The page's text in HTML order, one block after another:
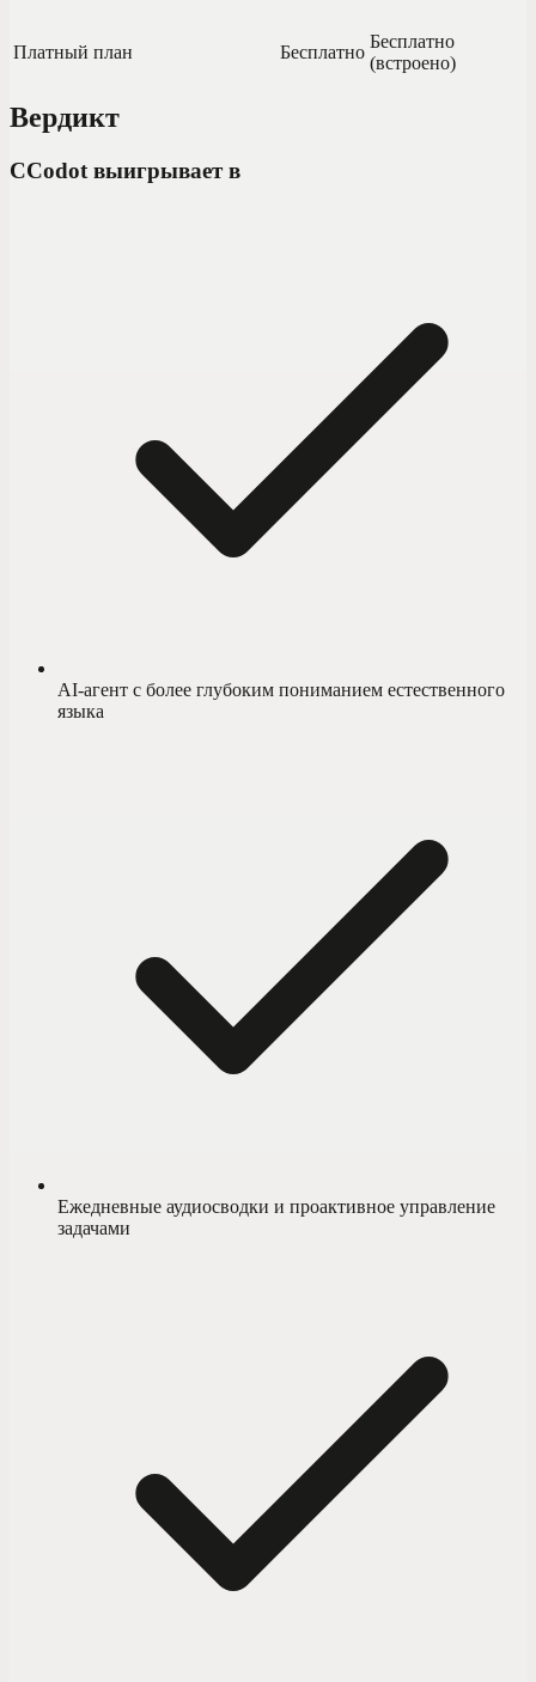
Платный план Бесплатно
Бесплатно
(встроено)
Вердикт
CCodot выигрывает в
AI-агент с более глубоким пониманием естественного
языка
Ежедневные аудиосводки и проактивное управление
задачами